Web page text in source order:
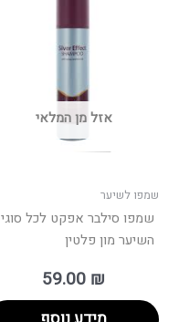
אזל מן המלאי
שמפו לשיער
שמפו סילבר אפקט לכל סוגי
השיער מון פלטין
59.00 ₪